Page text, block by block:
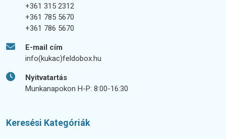
+361 315 2312
+361 785 5670
+361 786 5670
E-mail cím
info(kukac)feldobox.hu
Nyitvatartás
Munkanapokon H-P: 8:00-16:30
Keresési Kategóriák